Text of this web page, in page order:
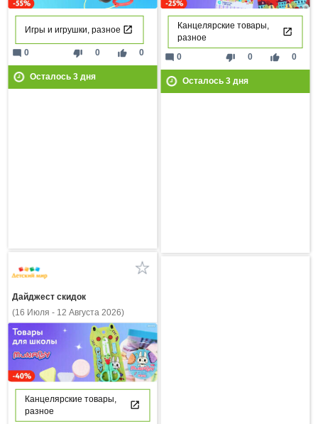
Игры и игрушки, разное
thumb_down 0 thumb_up 0
mode_comment 0
Осталось 3дня
Канцелярские товары,
разное
thumb_down 0 thumb_up 0
mode_comment 0
Осталось 3дня
Дайджест скидок
(16 Июля - 12 Августа 2026)
Канцелярские товары,
разное